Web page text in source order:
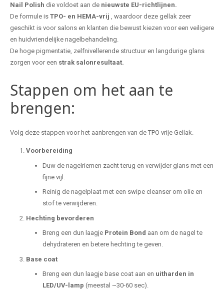
Nail Polish die voldoet aan de nieuwste EU-richtlijnen.
De formule is TPO- en HEMA-vrij , waardoor deze gellak zeer
geschikt is voor salons en klanten die bewust kiezen voor een veiligere
en huidvriendelijke nagelbehandeling.
De hoge pigmentatie, zelfnivellerende structuur en langdurige glans
zorgen voor een strak salonresultaat.
Stappen om het aan te
brengen:
Volg deze stappen voor het aanbrengen van de TPO vrije Gellak.
Voorbereiding
Duw de nagelriemen zacht terug en verwijder glans met een
fijne vijl.
Reinig de nagelplaat met een swipe cleanser om olie en
stof te verwijderen.
Hechting bevorderen
Breng een dun laagje Protein Bond aan om de nagel te
dehydrateren en betere hechting te geven.
Base coat
Breng een dun laagje base coat aan en uitharden in
LED/UV-lamp (meestal ~30-60 sec).